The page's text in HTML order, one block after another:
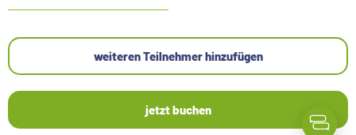
weiteren Teilnehmer hinzufügen